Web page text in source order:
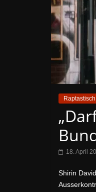
Raptastisch
18. April
Shirin